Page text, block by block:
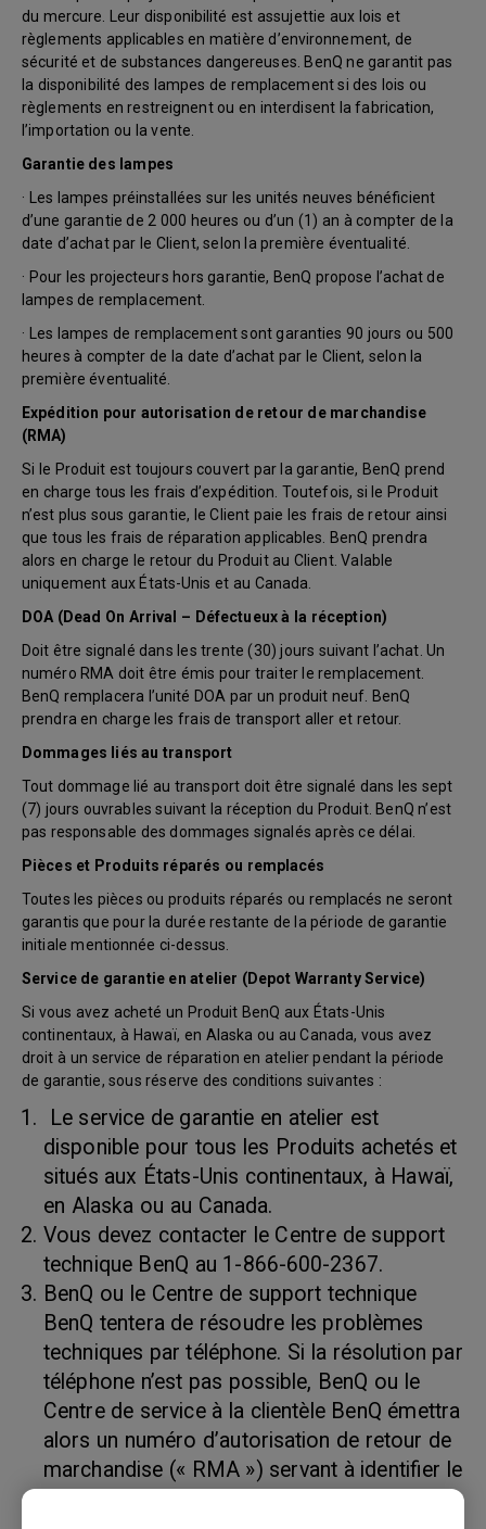
du mercure. Leur disponibilité est assujettie aux lois et
règlements applicables en matière d’environnement, de
sécurité et de substances dangereuses. BenQ ne garantit pas
la disponibilité des lampes de remplacement si des lois ou
règlements en restreignent ou en interdisent la fabrication,
l’importation ou la vente.
Garantie des lampes
· Les lampes préinstallées sur les unités neuves bénéficient
d’une garantie de 2 000 heures ou d’un (1) an à compter de la
date d’achat par le Client, selon la première éventualité.
· Pour les projecteurs hors garantie, BenQ propose l’achat de
lampes de remplacement.
· Les lampes de remplacement sont garanties 90 jours ou 500
heures à compter de la date d’achat par le Client, selon la
première éventualité.
Expédition pour autorisation de retour de marchandise
(RMA)
Si le Produit est toujours couvert par la garantie, BenQ prend
en charge tous les frais d’expédition. Toutefois, si le Produit
n’est plus sous garantie, le Client paie les frais de retour ainsi
que tous les frais de réparation applicables. BenQ prendra
alors en charge le retour du Produit au Client. Valable
uniquement aux États-Unis et au Canada.
DOA (Dead On Arrival – Défectueux à la réception)
Doit être signalé dans les trente (30) jours suivant l’achat. Un
numéro RMA doit être émis pour traiter le remplacement.
BenQ remplacera l’unité DOA par un produit neuf. BenQ
prendra en charge les frais de transport aller et retour.
Dommages liés au transport
Tout dommage lié au transport doit être signalé dans les sept
(7) jours ouvrables suivant la réception du Produit. BenQ n’est
pas responsable des dommages signalés après ce délai.
Pièces et Produits réparés ou remplacés
Toutes les pièces ou produits réparés ou remplacés ne seront
garantis que pour la durée restante de la période de garantie
initiale mentionnée ci-dessus.
Service de garantie en atelier (Depot Warranty Service)
Si vous avez acheté un Produit BenQ aux États-Unis
continentaux, à Hawaï, en Alaska ou au Canada, vous avez
droit à un service de réparation en atelier pendant la période
de garantie, sous réserve des conditions suivantes :
Le service de garantie en atelier est
disponible pour tous les Produits achetés et
situés aux États-Unis continentaux, à Hawaï,
en Alaska ou au Canada.
Vous devez contacter le Centre de support
technique BenQ au 1-866-600-2367.
BenQ ou le Centre de support technique
BenQ tentera de résoudre les problèmes
techniques par téléphone. Si la résolution par
téléphone n’est pas possible, BenQ ou le
Centre de service à la clientèle BenQ émettra
alors un numéro d’autorisation de retour de
marchandise (« RMA ») servant à identifier le